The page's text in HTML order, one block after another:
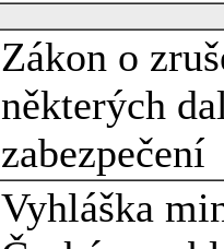
Zákon o
některých
zabezpečení
Vyhláška